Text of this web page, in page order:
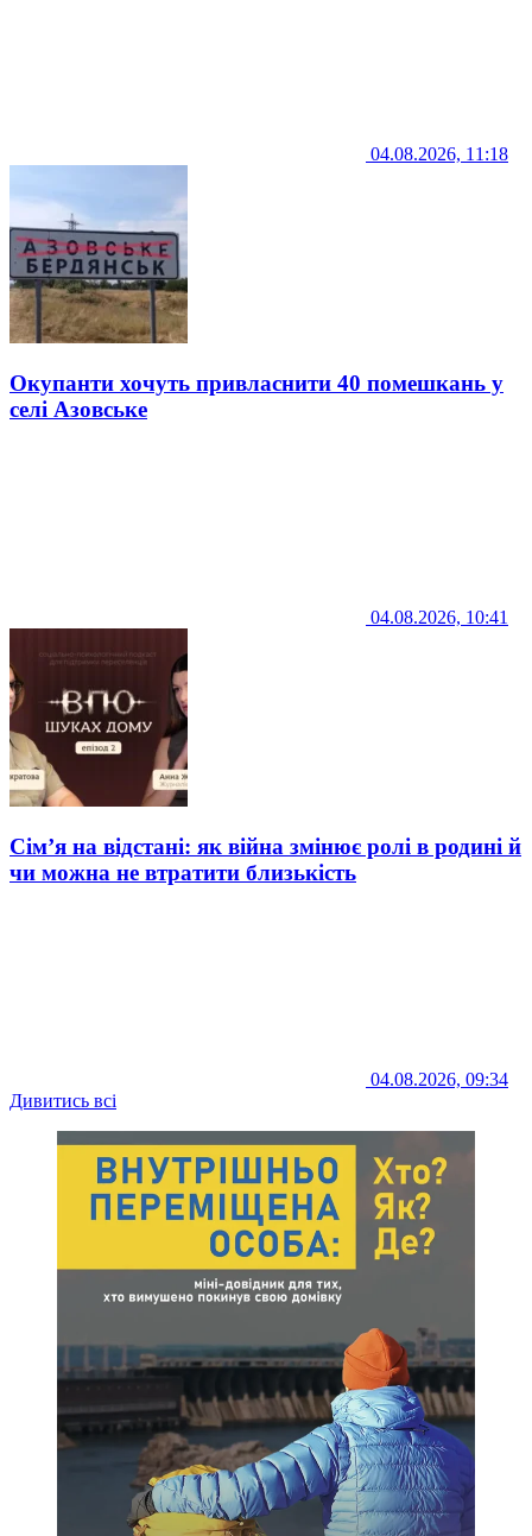
04.08.2026, 11:18
Окупанти хочуть привласнити 40 помешкань у
селі Азовське
04.08.2026, 10:41
Сім’я на відстані: як війна змінює ролі в родині й
чи можна не втратити близькість
04.08.2026, 09:34
Дивитись всі